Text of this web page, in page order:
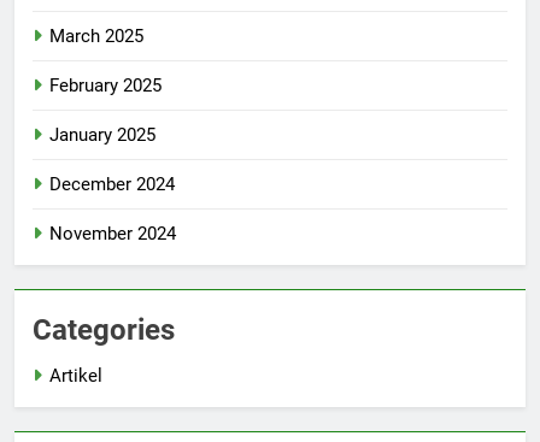
March 2025
February 2025
January 2025
December 2024
November 2024
Categories
Artikel